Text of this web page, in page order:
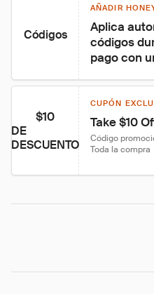
Códigos
AÑADIR
Aplica
códigos
pago con
$10
DE
DESCUENTO
CUPÓN
Take $10
Código
Toda la compra